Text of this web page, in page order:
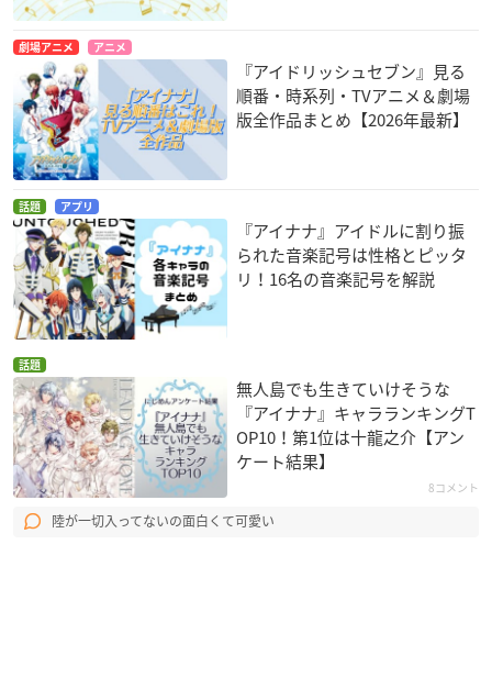
劇場アニメ アニメ
『アイドリッシュセブン』見る
順番・時系列・TVアニメ＆劇場
版全作品まとめ【2026年最新】
話題 アプリ
『アイナナ』アイドルに割り振
られた音楽記号は性格とピッタ
リ！16名の音楽記号を解説
話題
無人島でも生きていけそうな
『アイナナ』キャラランキングT
OP10！第1位は十龍之介【アン
ケート結果】
8コメント
陸が一切入ってないの面白くて可愛い